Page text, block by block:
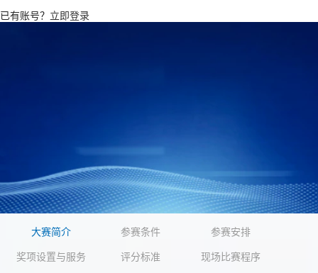
已有账号？ 立即登录
大赛简介 参赛条件
参赛安排
奖项设置与服务
评分标准
现场比赛程序